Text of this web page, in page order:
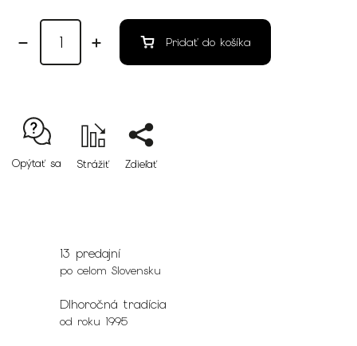
Pridať do košíka
Opýtať sa Strážiť Zdieľať
13 predajní
po celom Slovensku
Dlhoročná tradícia
od roku 1995